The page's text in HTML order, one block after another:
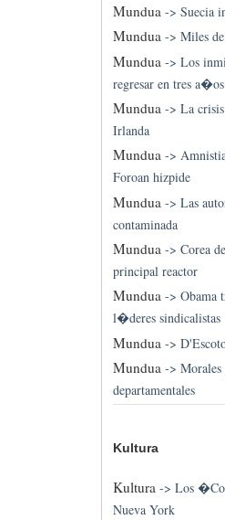
Mundua -> Suecia
Mundua-> Miles
Mundua -> Los
regresar en tres a�os
Mundua-> La
Irlanda
Mundua->
Foroan hizpide
Mundua -> Las
contaminada
Mundua-> Corea
principal reactor
Mundua-> Obama
l�deres sindicalistas
Mundua->
Mundua->
departamentales
Kultura
Kultura-> Los
Nueva York